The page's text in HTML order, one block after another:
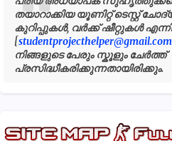
തയാറാക്കിയ യൂണിറ്റ് ടെസ്റ്റ്
കുറിപ്പുകൾ, വർക്ക് ഷീറ്റുകൾ
[studentprojecthelper@gmail.com
നിങ്ങളുടെ പേരും സ്കൂളും ചേർത്ത്
പ്രസിദ്ധീകരിക്കുന്നതായിരിക്കും.